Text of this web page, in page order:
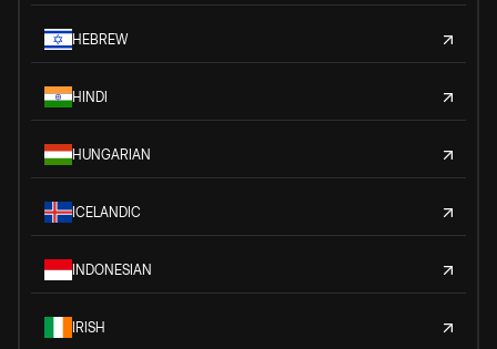
HEBREW
HINDI
HUNGARIAN
ICELANDIC
INDONESIAN
IRISH